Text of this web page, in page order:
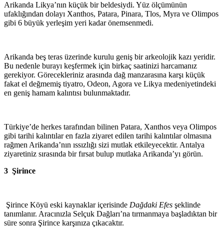
Arikanda Likya’nın küçük bir beldesiydi. Yüz ölçümünün
ufaklığından dolayı Xanthos, Patara, Pinara, Tlos, Myra ve Olimpos
gibi 6 büyük yerleşim yeri kadar önemsenmedi.
Arikanda beş teras üzerinde kurulu geniş bir arkeolojik kazı yeridir.
Bu nedenle burayı keşfermek için birkaç saatinizi harcamanız
gerekiyor. Görecekleriniz arasında dağ manzarasına karşı küçük
fakat el değmemiş tiyatro, Odeon, Agora ve Likya medeniyetindeki
en geniş hamam kalıntısı bulunmaktadır.
Türkiye’de herkes tarafından bilinen Patara, Xanthos veya Olimpos
gibi tarihi kalıntılar en fazla ziyaret edilen tarihi kalıntılar olmasına
rağmen Arikanda’nın ıssızlığı sizi mutlak etkileyecektir. Antalya
ziyaretiniz sırasında bir fırsat bulup mutlaka Arikanda’yı görün.
3 Şirince
Şirince Köyü eski kaynaklar içerisinde Dağdaki Efes şeklinde
tanımlanır. Aracınızla Selçuk Dağları’na tırmanmaya başladıktan bir
süre sonra Şirince karşınıza çıkacaktır.